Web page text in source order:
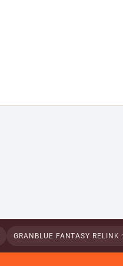
GRANBLUE FANTASY RELINK